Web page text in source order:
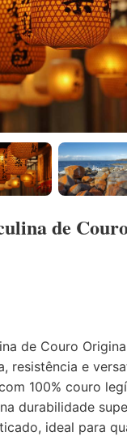
de
de Couro
resistência e
100% couro
durabilidade
ideal para